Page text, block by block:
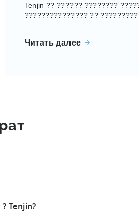
Tenjin ?? ?????? ????????
??????????????? ??
Читать далее
к задержкам в
? Tenjin?